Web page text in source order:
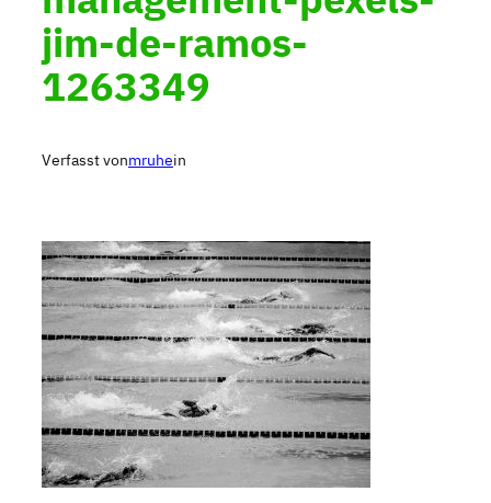
jim-de-ramos-
1263349
Verfasst vonmruhein